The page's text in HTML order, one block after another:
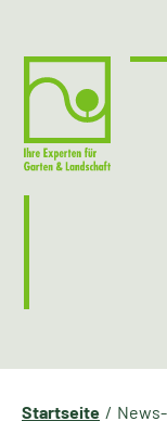
Startseite